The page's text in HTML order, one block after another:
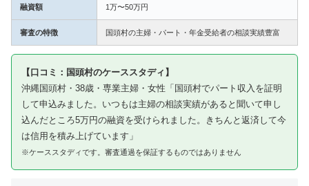
融資額 1万〜50万円
審査の特徴 国頭村の主婦・パート・年金受給者の相談実績豊富
【口コミ：国頭村のケーススタディ】
沖縄国頭村・38歳・専業主婦・女性「国頭村でパート収入を証明
して申込みました。いつもは主婦の相談実績があると聞いて申し
込んだところ5万円の融資を受けられました。きちんと返済して今
は信用を積み上げています」
※ケーススタディです。審査通過を保証するものではありません